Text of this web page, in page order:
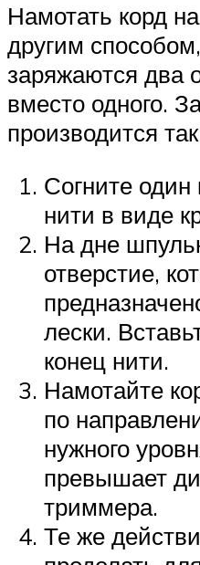
Намотать корд
другим
заряжаются два
вместо одного.
производится
Согните один
нити в виде
На дне
отверстие,
лески.
конец нити.
Намотайте
по
нужного
превышает
триммера.
Те же